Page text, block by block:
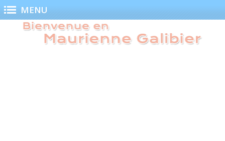
Panneau de gestion des cookies
MENU